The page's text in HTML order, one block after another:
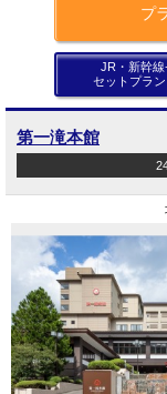
プ
JR・新幹線
セットプラ
第一滝本館